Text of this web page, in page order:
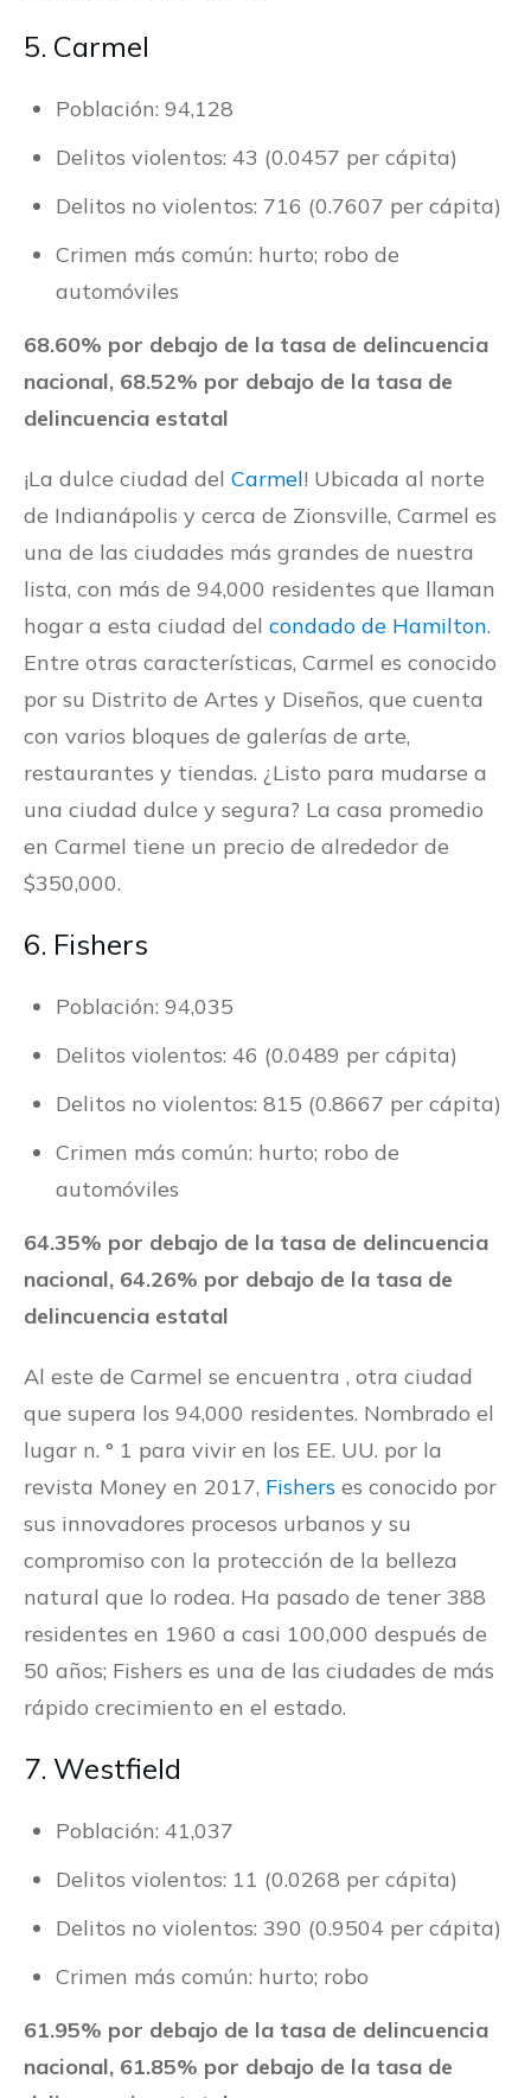
5. Carmel
Población: 94,128
Delitos violentos: 43 (0.0457 per cápita)
Delitos no violentos: 716 (0.7607 per cápita)
Crimen más común: hurto; robo de
automóviles
68.60% por debajo de la tasa de delincuencia
nacional, 68.52% por debajo de la tasa de
delincuencia estatal
¡La dulce ciudad del Carmel! Ubicada al norte
de Indianápolis y cerca de Zionsville, Carmel es
una de las ciudades más grandes de nuestra
lista, con más de 94,000 residentes que llaman
hogar a esta ciudad del condado de Hamilton.
Entre otras características, Carmel es conocido
por su Distrito de Artes y Diseños, que cuenta
con varios bloques de galerías de arte,
restaurantes y tiendas. ¿Listo para mudarse a
una ciudad dulce y segura? La casa promedio
en Carmel tiene un precio de alrededor de
$350,000.
6. Fishers
Población: 94,035
Delitos violentos: 46 (0.0489 per cápita)
Delitos no violentos: 815 (0.8667 per cápita)
Crimen más común: hurto; robo de
automóviles
64.35% por debajo de la tasa de delincuencia
nacional, 64.26% por debajo de la tasa de
delincuencia estatal
Al este de Carmel se encuentra , otra ciudad
que supera los 94,000 residentes. Nombrado el
lugar n. ° 1 para vivir en los EE. UU. por la
revista Money en 2017, Fishers es conocido por
sus innovadores procesos urbanos y su
compromiso con la protección de la belleza
natural que lo rodea. Ha pasado de tener 388
residentes en 1960 a casi 100,000 después de
50 años; Fishers es una de las ciudades de más
rápido crecimiento en el estado.
7. Westfield
Población: 41,037
Delitos violentos: 11 (0.0268 per cápita)
Delitos no violentos: 390 (0.9504 per cápita)
Crimen más común: hurto; robo
61.95% por debajo de la tasa de delincuencia
nacional, 61.85% por debajo de la tasa de